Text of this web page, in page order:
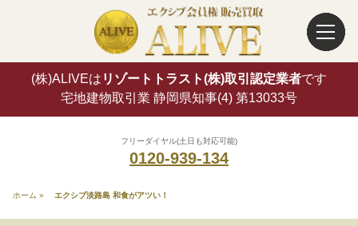
(株)ALIVEは リゾートトラスト(株)取引認定業者です
宅地建物取引業 静岡県知事(4) 第13033号
フリーダイヤル(土日も対応可能)
0120-939-134
ホーム » エクシブ淡路島 和食がアツい！